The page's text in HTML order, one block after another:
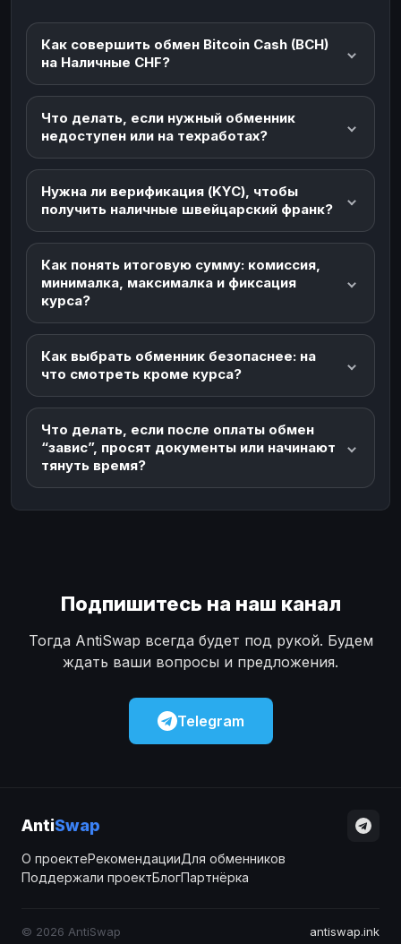
Как совершить обмен Bitcoin Cash (BCH)
на Наличные CHF?
Что делать, если нужный обменник
недоступен или на техработах?
Нужна ли верификация (KYC), чтобы
получить наличные швейцарский франк?
Как понять итоговую сумму: комиссия,
минималка, максималка и фиксация
курса?
Как выбрать обменник безопаснее: на
что смотреть кроме курса?
Что делать, если после оплаты обмен
“завис”, просят документы или начинают
тянуть время?
Подпишитесь на наш канал
Тогда AntiSwap всегда будет под рукой. Будем
ждать ваши вопросы и предложения.
Telegram
AntiSwap
О проектеРекомендацииДля обменников
Поддержали проектБлогПартнёрка
© 2026 AntiSwap antiswap.ink